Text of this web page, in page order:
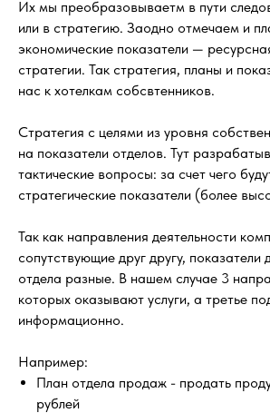
Их мы преобразовываетм в пути
или в стратегию. Заодно отмечаем и
экономические показатели —
стратегии. Так стратегия, планы и
нас к хотелкам собсвтенников.
Стратегия с целями из уровня
на показатели отделов. Тут
тактические вопросы: за счет чего
стратегические показатели (более
Так как направления деятельности
сопутствующие друг другу, показатели
отдела разные. В нашем случае 3
которых оказывают услуги, а третье
информационно.
Например:
План отдела продаж - продать
рублей